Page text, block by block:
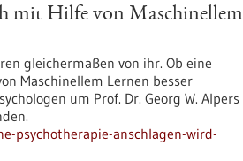
mit Hilfe von Maschinellem
gleichermaßen von ihr. Ob eine
Maschinellem Lernen besser
um Prof. Dr. Georg W. Alpers
psychotherapie-anschlagen-wird-